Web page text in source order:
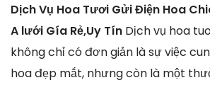
Dịch Vụ Hoa Tươi Gửi Điện Hoa
A lưới Gía Rẻ,Uy Tín Dịch vụ hoa
không chỉ có đơn giản là sự việc
hoa đẹp mắt, nhưng còn là một